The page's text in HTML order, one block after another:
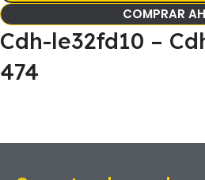
COMPRAR
Cdh-le32fd10 –
474